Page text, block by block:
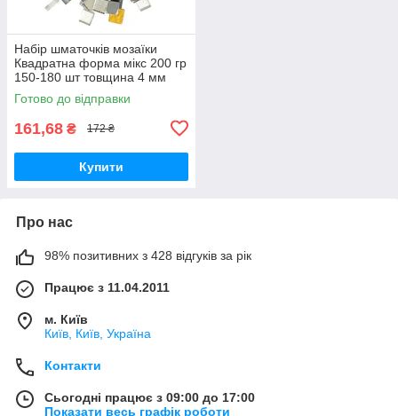
Набір шматочків мозаїки
Квадратна форма мікс 200 гр
150-180 шт товщина 4 мм
Готово до відправки
161,68 ₴ 172 ₴
Купити
Про нас
98% позитивних з 428 відгуків за рік
Працює з 11.04.2011
м. Київ
Київ, Київ, Україна
Контакти
Сьогодні працює з 09:00 до 17:00
Показати весь графік роботи